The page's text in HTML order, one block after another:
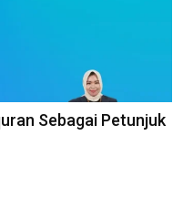
Sebagai Petunjuk